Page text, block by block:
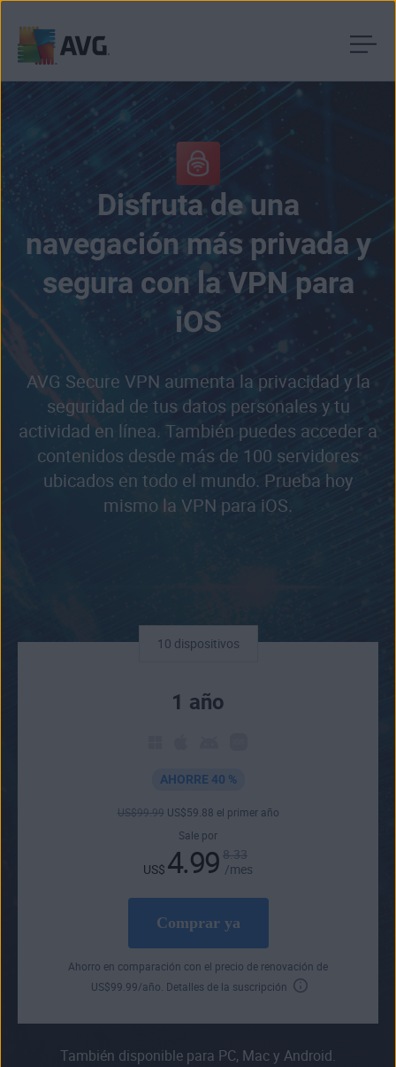
Disfruta de una
navegación más privada y
segura con la VPN para
iOS
AVG Secure VPN aumenta la privacidad y la
seguridad de tus datos personales y tu
actividad en línea. También puedes acceder a
contenidos desde más de 100 servidores
ubicados en todo el mundo. Prueba hoy
mismo la VPN para iOS.
10 dispositivos
1 año
AHORRE 40 %
US$99.99 US$59.88 el primer año
Sale por
US$ 4.99 8.33
/mes
Comprar ya
Ahorro en comparación con el precio de renovación de
US$99.99/año. Detalles de la suscripción
También disponible para PC, Mac y Android.